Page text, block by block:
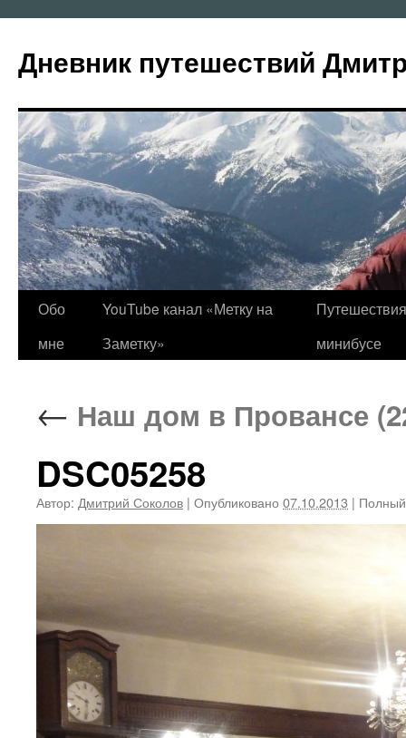
содержимому
Дневник путешествий
Обо
мне
YouTube канал «Метку на
Заметку»
минибусе
← Наш дом в Провансе
DSC05258
Автор: Дмитрий Соколов | Опубликовано 07.10.2013 |